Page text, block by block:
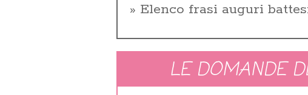
Elenco frasi auguri
LE DOMANDE